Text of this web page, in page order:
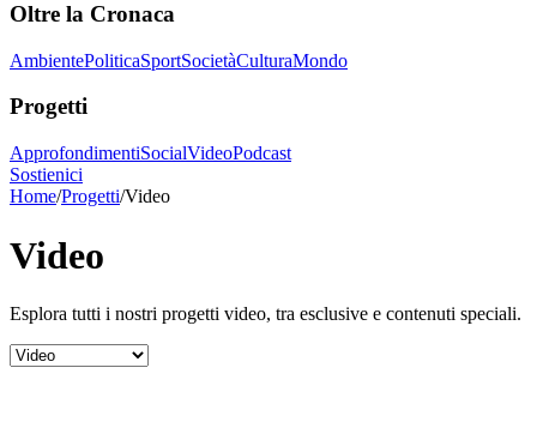
Oltre la Cronaca
AmbientePoliticaSportSocietàCulturaMondo
Progetti
ApprofondimentiSocialVideoPodcast
Sostienici
Home/Progetti/Video
Video
Esplora tutti i nostri progetti video, tra esclusive e contenuti speciali.